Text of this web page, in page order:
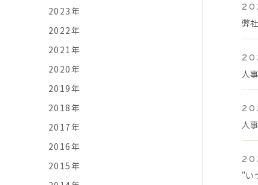
弊
人
人
"い
2023年
2022年
2021年
2020年
2019年
2018年
2017年
2016年
2015年